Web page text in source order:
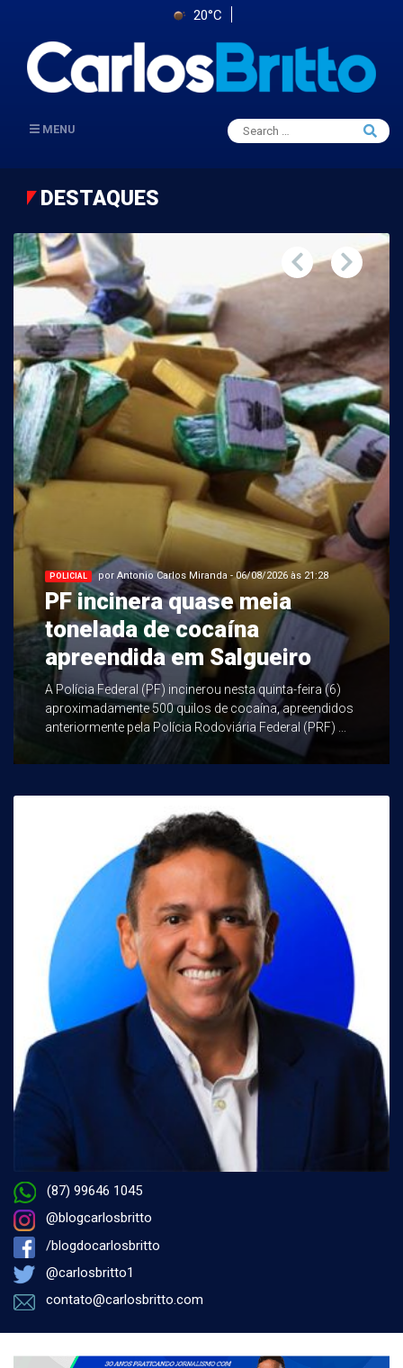
20°C
MENU
Search
for:
Search
DESTAQUES
POLICIAL por Antonio Carlos Miranda - 06/08/2026 às 21:28
PF incinera quase meia
tonelada de cocaína
apreendida em Salgueiro
A Polícia Federal (PF) incinerou nesta quinta-feira (6)
aproximadamente 500 quilos de cocaína, apreendidos
anteriormente pela Polícia Rodoviária Federal (PRF) ...
(87) 99646 1045
@blogcarlosbritto
/blogdocarlosbritto
@carlosbritto1
contato@carlosbritto.com